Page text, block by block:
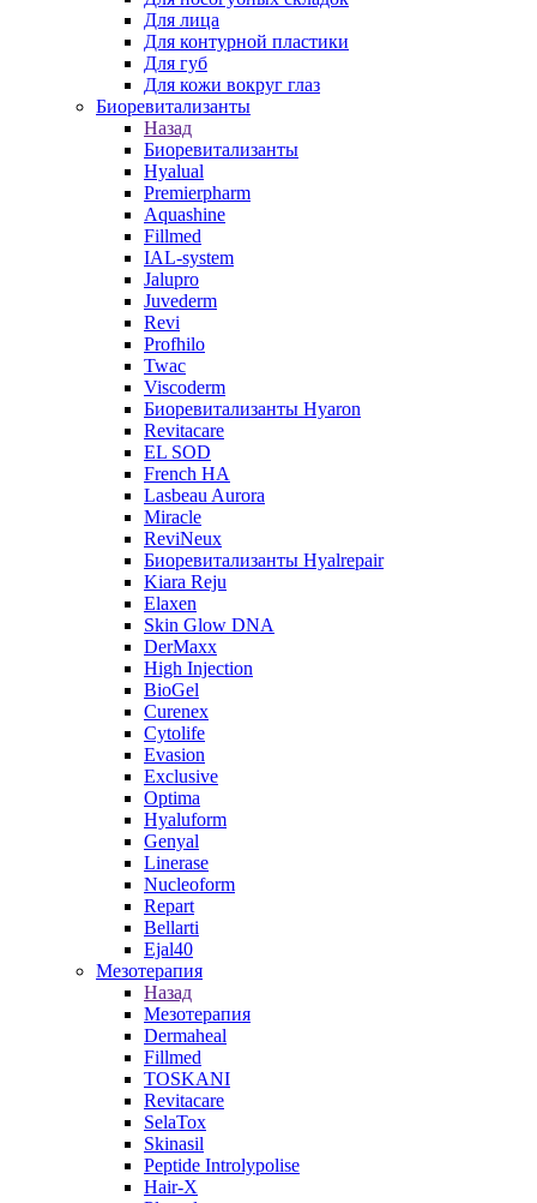
Для лица
Для контурной пластики
Для губ
Для кожи вокруг глаз
Биоревитализанты
Назад
Биоревитализанты
Hyalual
Premierpharm
Aquashine
Fillmed
IAL-system
Jalupro
Juvederm
Revi
Profhilo
Twac
Viscoderm
Биоревитализанты Hyaron
Revitacare
EL SOD
French HA
Lasbeau Aurora
Miracle
ReviNeux
Биоревитализанты Hyalrepair
Kiara Reju
Elaxen
Skin Glow DNA
DerMaxx
High Injection
BioGel
Curenex
Cytolife
Evasion
Exclusive
Optima
Hyaluform
Genyal
Linerase
Nucleoform
Repart
Bellarti
Ejal40
Мезотерапия
Назад
Мезотерапия
Dermaheal
Fillmed
TOSKANI
Revitacare
SelaTox
Skinasil
Peptide Introlypolise
Hair-X